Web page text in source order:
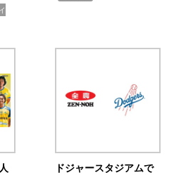
ドジャースタジアムで